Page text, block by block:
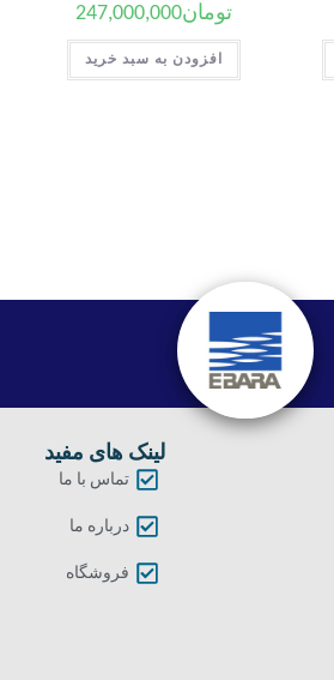
تومان247,000,000
افزودن به سبد خرید
لینک های مفید
تماس با ما
درباره ما
فروشگاه